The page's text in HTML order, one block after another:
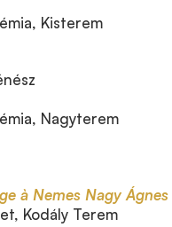
Kisterem
Nagyterem
à Nemes Nagy Ágnes
Kodály Terem